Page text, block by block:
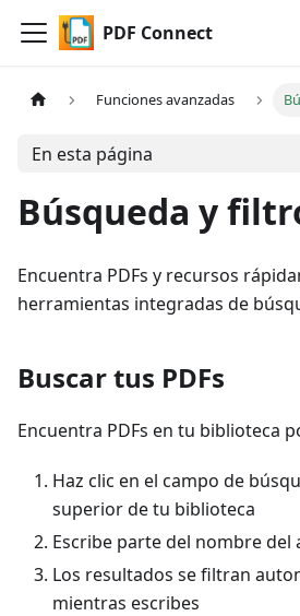
PDF Connect
Funciones avanzadas
En esta página
Búsqueda y
Encuentra PDFs y recursos
herramientas integradas de
Buscar tus PDFs
Encuentra PDFs en tu biblioteca
Haz clic en el campo de
superior de tu biblioteca
Escribe parte del nombre del
Los resultados se filtran
mientras escribes